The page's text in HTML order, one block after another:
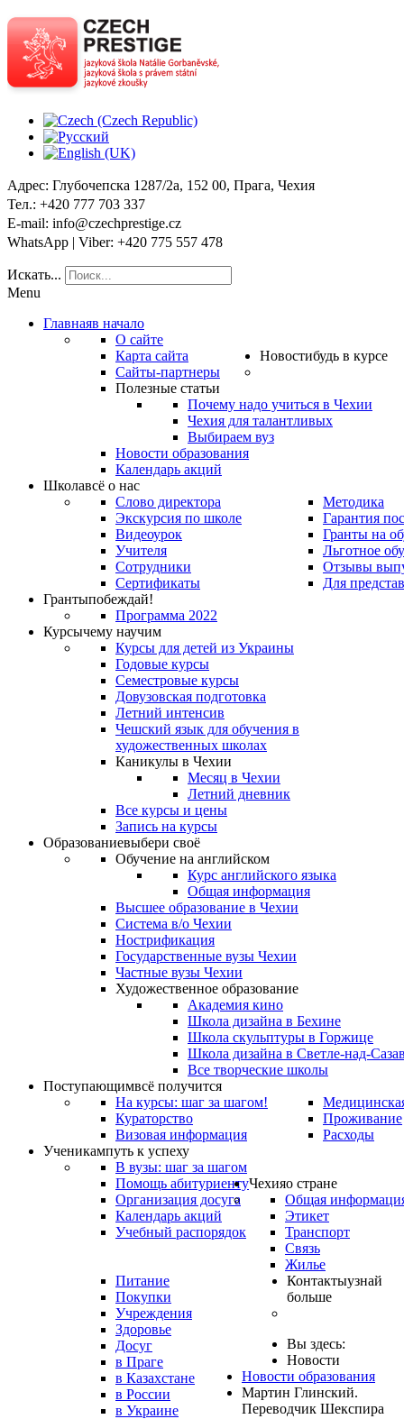
Адрес: Глубочепска 1287/2a, 152 00, Прага, Чехия
Тел.: +420 777 703 337
E-mail: info@czechprestige.cz
WhatsApp | Viber: +420 775 557 478
Искать...
Menu
Главнаяв начало
О сайте
Карта сайта
Сайты-партнеры
Новостибудь в курсе
Полезные статьи
Почему надо учиться в Чехии
Чехия для талантливых
Выбираем вуз
Новости образования
Календарь акций
Школавсё о нас
Слово директора
Экскурсия по школе
Видеоурок
Учителя
Сотрудники
Сертификаты
Методика
Гарантия
Гранты на
Льготное
Отзывы
Для
Грантыпобеждай!
Программа 2022
Курсычему научим
Курсы для детей из Украины
Годовые курсы
Семестровые курсы
Довузовская подготовка
Летний интенсив
Чешский язык для обучения в
художественных школах
Каникулы в Чехии
Месяц в Чехии
Летний дневник
Все курсы и цены
Запись на курсы
Образованиевыбери своё
Обучение на английском
Курс английского языка
Общая информация
Высшее образование в Чехии
Система в/о Чехии
Нострификация
Государственные вузы Чехии
Частные вузы Чехии
Художественное образование
Академия кино
Школа дизайна в Бехине
Школа скульптуры в Горжице
Школа дизайна в Светле-над-
Все творческие школы
Поступающимвсё получится
На курсы: шаг за шагом!
Кураторство
Визовая информация
Проживание
Расходы
Ученикампуть к успеху
В вузы: шаг за шагом
Помощь абитуриенту
Организация досуга
Календарь акций
Учебный распорядок
Чехияо стране
Общая
Этикет
Транспорт
Связь
Жилье
Питание
Покупки
Учреждения
Здоровье
Досуг
Контактыузнай
больше
в Праге
в Казахстане
в России
в Украине
Вы здесь:
Новости
Новости образования
Мартин Глинский.
Переводчик Шекспира